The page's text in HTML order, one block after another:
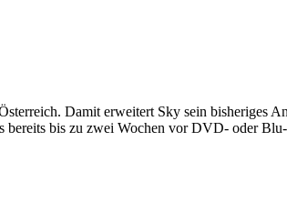
Damit erweitert Sky sein bisheriges
bereits bis zu zwei Wochen vor DVD- oder